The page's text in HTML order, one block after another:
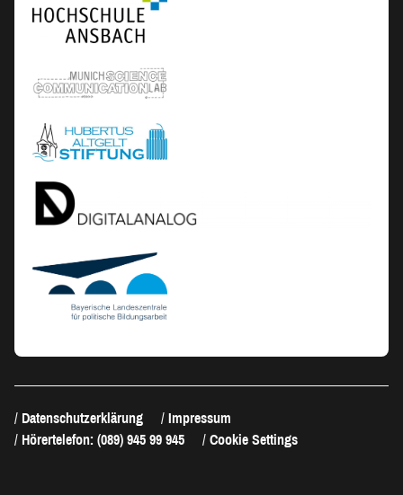
Datenschutzerklärung
Impressum
Hörertelefon: (089) 945 99 945
Cookie Settings